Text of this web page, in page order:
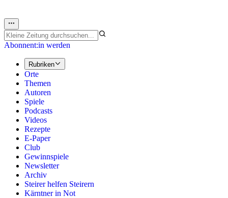
Abonnent:in werden
Rubriken
Orte
Themen
Autoren
Spiele
Podcasts
Videos
Rezepte
E-Paper
Club
Gewinnspiele
Newsletter
Archiv
Steirer helfen Steirern
Kärntner in Not